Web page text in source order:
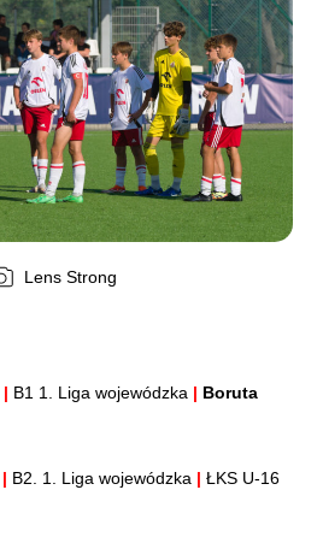
Lens Strong
| B1 1. Liga wojewódzka | Boruta
| B2. 1. Liga wojewódzka | ŁKS U-16